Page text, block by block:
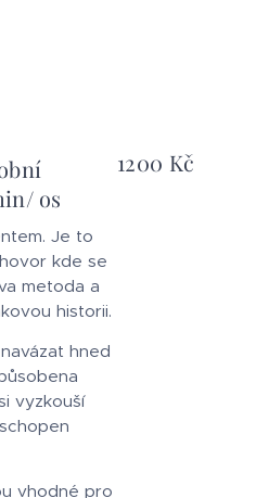
os
Je to
kde se
metoda a
historii.
hned
vyzkouší
vhodné pro
1200 Kč